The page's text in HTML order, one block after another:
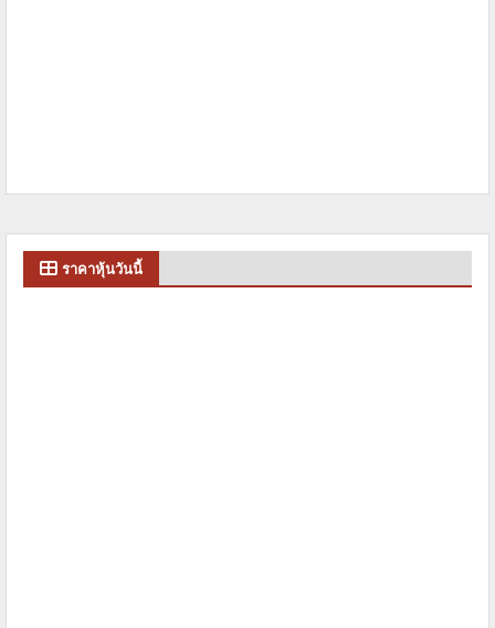
ราคาหุ้นวันนี้